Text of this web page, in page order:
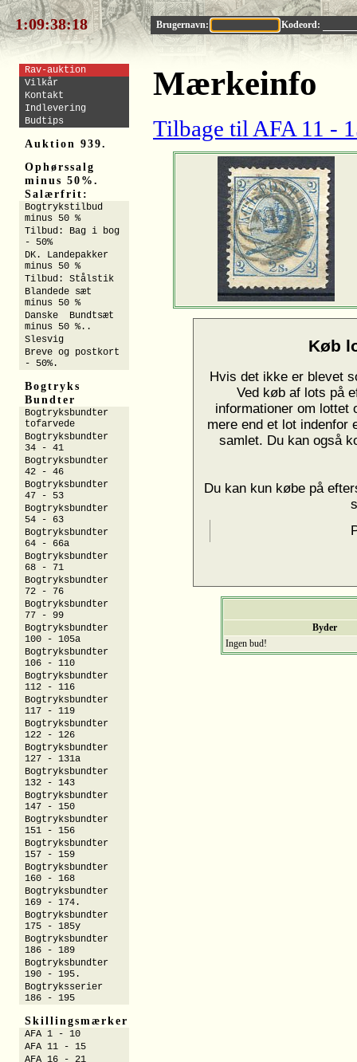
1:09:38:17 Brugernavn: Kodeord:
Mærkeinfo
Tilbage til AFA 11 -
Køb
Hvis det ikke er blevet
Ved køb af lots på
informationer om lottet
mere end et lot indenfor
samlet. Du kan også
Du kan kun købe på
Byder
Ingen bud!
Rav-auktion
Vilkår
Kontakt
Indlevering
Budtips
Auktion 939.
Ophørssalg
minus 50%.
Salærfrit:
Bogtrykstilbud
minus 50 %
Tilbud: Bag i bog
- 50%
DK. Landepakker
minus 50 %
Tilbud: Stålstik
Blandede sæt
minus 50 %
Danske Bundtsæt
minus 50 %..
Slesvig
Breve og postkort
- 50%.
Bogtryks
Bundter
Bogtryksbundter
tofarvede
Bogtryksbundter
34 - 41
Bogtryksbundter
42 - 46
Bogtryksbundter
47 - 53
Bogtryksbundter
54 - 63
Bogtryksbundter
64 - 66a
Bogtryksbundter
68 - 71
Bogtryksbundter
72 - 76
Bogtryksbundter
77 - 99
Bogtryksbundter
100 - 105a
Bogtryksbundter
106 - 110
Bogtryksbundter
112 - 116
Bogtryksbundter
117 - 119
Bogtryksbundter
122 - 126
Bogtryksbundter
127 - 131a
Bogtryksbundter
132 - 143
Bogtryksbundter
147 - 150
Bogtryksbundter
151 - 156
Bogtryksbundter
157 - 159
Bogtryksbundter
160 - 168
Bogtryksbundter
169 - 174.
Bogtryksbundter
175 - 185y
Bogtryksbundter
186 - 189
Bogtryksbundter
190 - 195.
Bogtryksserier
186 - 195
Skillingsmærker
AFA 1 - 10
AFA 11 - 15
AFA 16 - 21